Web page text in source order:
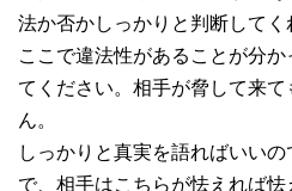
法か否かしっかりと判断してく
ここで違法性があることが分
てください。相手が脅して来
ん。
しっかりと真実を語ればいい
で、相手はこちらが怯えれば